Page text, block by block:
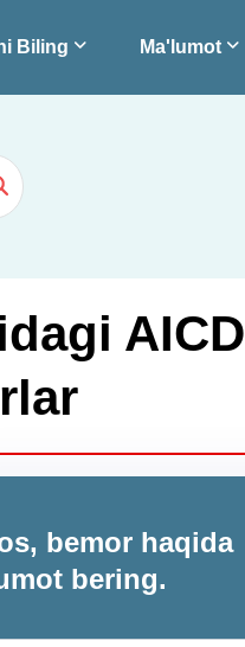
Biling Ma'lumot
AICD
bemor haqida
bering.